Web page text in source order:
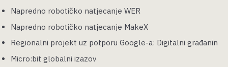
Napredno robotičko natjecanje WER
Napredno robotičko natjecanje MakeX
Regionalni projekt uz potporu Google-a: Digitalni građanin
Micro:bit globalni izazov